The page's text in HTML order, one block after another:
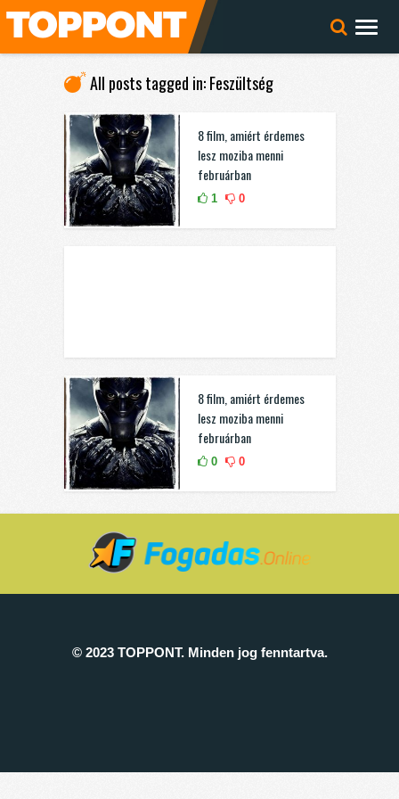
All posts tagged in: Feszültség
8 film, amiért érdemes
lesz moziba menni
februárban
1 0
8 film, amiért érdemes
lesz moziba menni
februárban
0 0
© 2023 TOPPONT. Minden jog fenntartva.